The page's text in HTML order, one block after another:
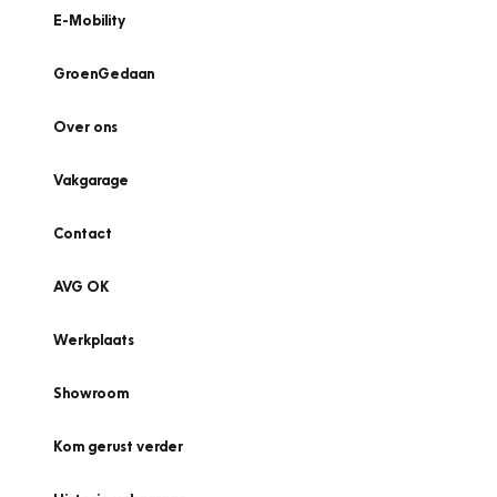
E-Mobility
GroenGedaan
Over ons
Vakgarage
Contact
AVG OK
Werkplaats
Showroom
Kom gerust verder